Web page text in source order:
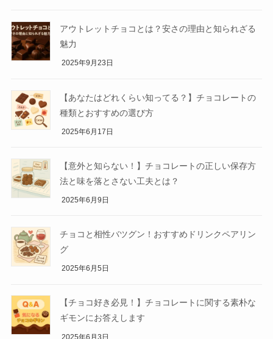
アウトレットチョコとは？安さの理由と知られざる
魅力
2025年9月23日
【あなたはどれくらい知ってる？】チョコレートの
種類とおすすめの選び方
2025年6月17日
【意外と知らない！】チョコレートの正しい保存方
法と味を落とさない工夫とは？
2025年6月9日
チョコと相性バツグン！おすすめドリンクペアリン
グ
2025年6月5日
【チョコ好き必見！】チョコレートに関する素朴な
ギモンにお答えします
2025年6月3日